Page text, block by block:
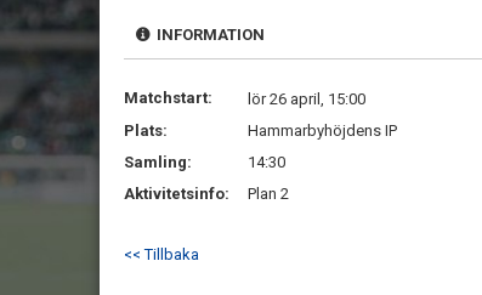
INFORMATION
Matchstart:
lör 26 april, 15:00
Plats:
Hammarbyhöjdens IP
Samling:
14:30
Aktivitetsinfo:
Plan 2
<< Tillbaka